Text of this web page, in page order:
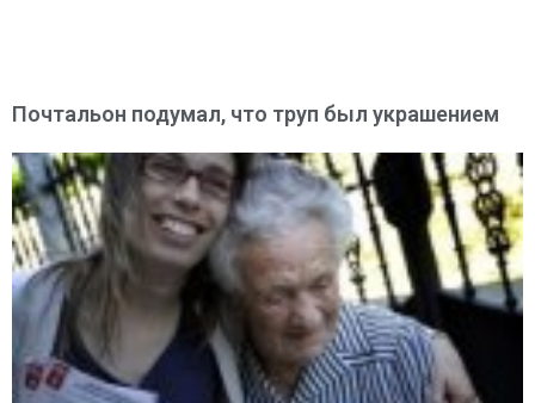
Почтальон подумал, что труп был украшением